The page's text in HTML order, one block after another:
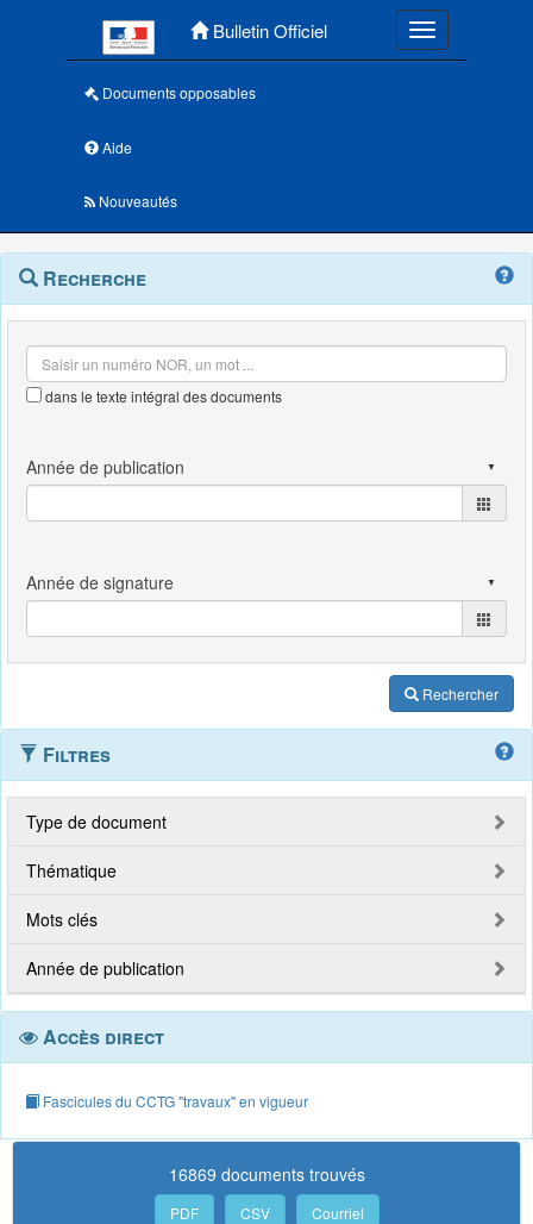
Bulletin Officiel Toggle
Documents opposables
Aide
Nouveautés
Navigation
outils
Menu
contextuel
Recherche
dans le texte intégral des documents
Rechercher
Filtres
Type de document
Thématique
Mots clés
Année de publication
Accès direct
Fascicules du CCTG "travaux" en vigueur
16869 documents trouvés
PDF CSV Courriel